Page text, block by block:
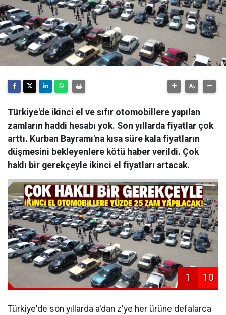
Türkiye'de ikinci el ve sıfır otomobillere yapılan
zamların haddi hesabı yok. Son yıllarda fiyatlar çok
arttı. Kurban Bayramı'na kısa süre kala fiyatların
düşmesini bekleyenlere kötü haber verildi. Çok
haklı bir gerekçeyle ikinci el fiyatları artacak.
1 10
Türkiye'de son yıllarda a'dan z'ye her ürüne defalarca